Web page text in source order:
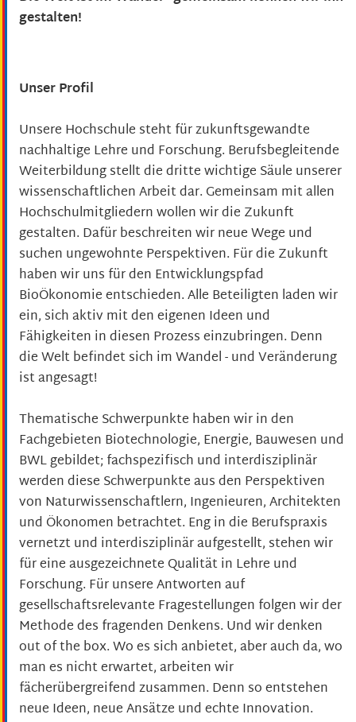
gestalten!
Unser Profil
Unsere Hochschule steht für zukunftsgewandte
nachhaltige Lehre und Forschung. Berufsbegleitende
Weiterbildung stellt die dritte wichtige Säule unserer
wissenschaftlichen Arbeit dar. Gemeinsam mit allen
Hochschulmitgliedern wollen wir die Zukunft
gestalten. Dafür beschreiten wir neue Wege und
suchen ungewohnte Perspektiven. Für die Zukunft
haben wir uns für den Entwicklungspfad
BioÖkonomie entschieden. Alle Beteiligten laden wir
ein, sich aktiv mit den eigenen Ideen und
Fähigkeiten in diesen Prozess einzubringen. Denn
die Welt befindet sich im Wandel - und Veränderung
ist angesagt!
Thematische Schwerpunkte haben wir in den
Fachgebieten Biotechnologie, Energie, Bauwesen und
BWL gebildet; fachspezifisch und interdisziplinär
werden diese Schwerpunkte aus den Perspektiven
von Naturwissenschaftlern, Ingenieuren, Architekten
und Ökonomen betrachtet. Eng in die Berufspraxis
vernetzt und interdisziplinär aufgestellt, stehen wir
für eine ausgezeichnete Qualität in Lehre und
Forschung. Für unsere Antworten auf
gesellschaftsrelevante Fragestellungen folgen wir der
Methode des fragenden Denkens. Und wir denken
out of the box. Wo es sich anbietet, aber auch da, wo
man es nicht erwartet, arbeiten wir
fächerübergreifend zusammen. Denn so entstehen
neue Ideen, neue Ansätze und echte Innovation.